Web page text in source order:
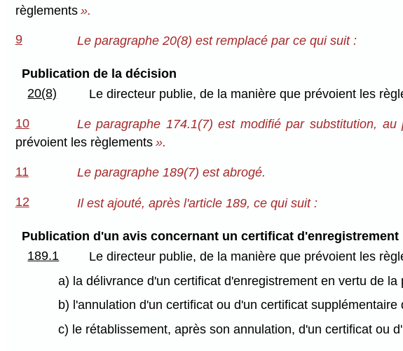
règlements».
9 Le paragraphe 20(8) est remplacé par ce qui suit :
Publication de la décision
20(8)
Le directeur publie, de la manière que prévoient les
10 Le paragraphe 174.1(7) est modifié par substitution,
prévoient les règlements».
11 Le paragraphe 189(7) est abrogé.
12 Il est ajouté, après l'article 189, ce qui suit :
Publication d'un avis concernant un certificat d'enregistrement
189.1
Le directeur publie, de la manière que prévoient les
a) la délivrance d'un certificat d'enregistrement en vertu de la
b) l'annulation d'un certificat ou d'un certificat supplémentaire
c) le rétablissement, après son annulation, d'un certificat ou